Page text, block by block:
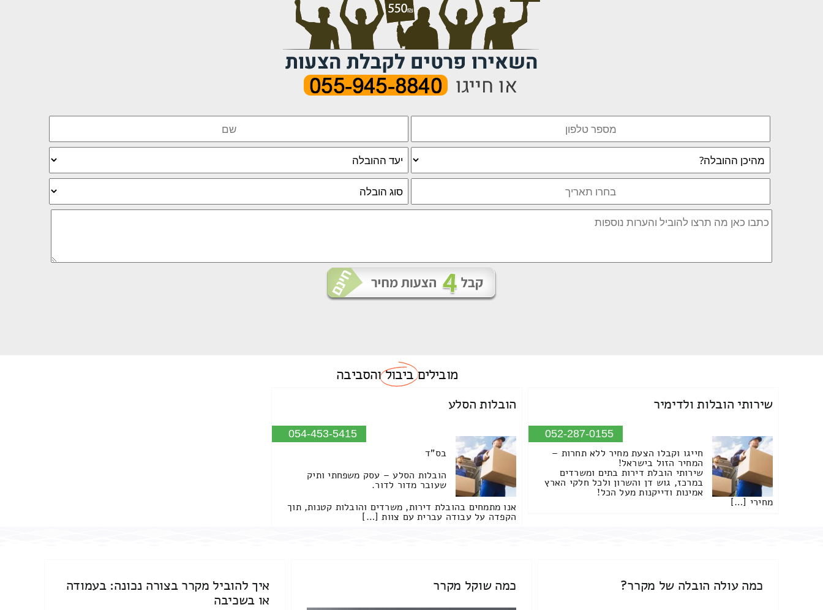
מוביליםביבולוהסביבה
שירותי הובלות ולדימיר
052-287-0155
חייגו וקבלו הצעת מחיר ללא תחרות –
המחיר הזול בישראל!
שירותי הובלת דירות בתים ומשרדים
במרכז, גוש דן והשרון ולכל חלקי הארץ
אמינות ודייקנות מעל הכל!
מחירי […]
הובלות הסלע
054-453-5415
בס"ד
הובלות הסלע – עסק משפחתי ותיק
שעובר מדור לדור.
אנו מתמחים בהובלת דירות, משרדים והובלות קטנות, תוך
הקפדה על עבודה עברית עם צוות […]
כמה עולה הובלה של מקרר? כמה שוקל מקרר
איך להוביל מקרר בצורה נכונה: בעמודה
או בשכיבה